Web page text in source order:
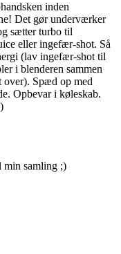
inden
Det gør underværker
sætter turbo til
eller ingefær-shot. Så
(lav ingefær-shot til
i blenderen sammen
over). Spæd op med
Opbevar i køleskab.
min samling ;)